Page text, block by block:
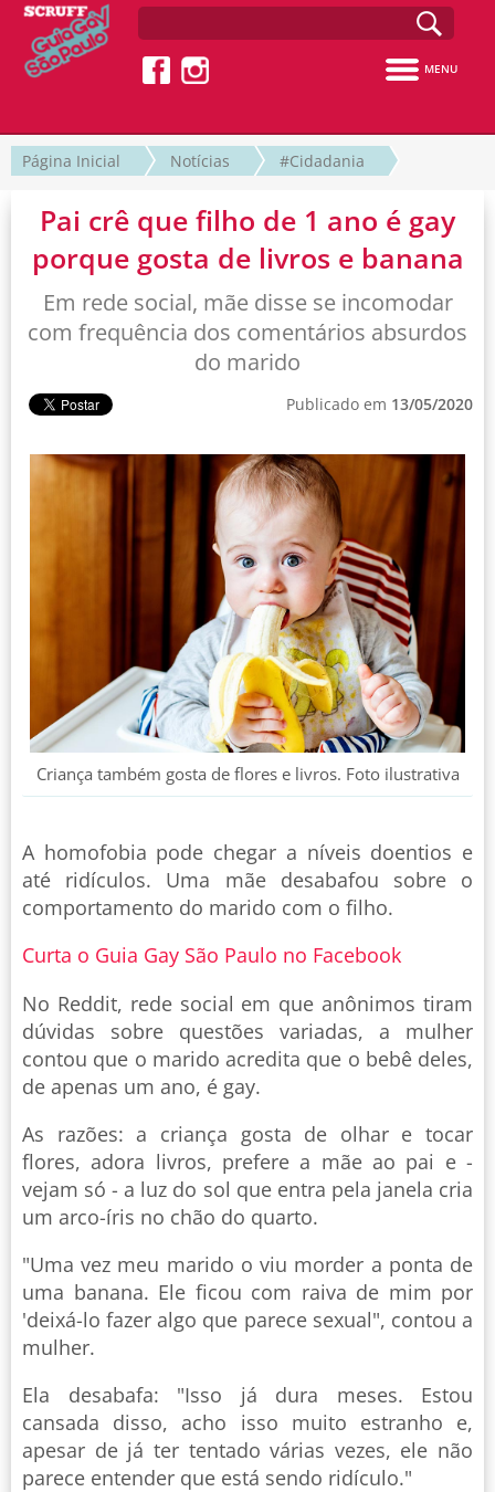
MENU
Página Inicial Notícias #Cidadania
Pai crê que filho de 1 ano é gay
porque gosta de livros e banana
Em rede social, mãe disse se incomodar
com frequência dos comentários absurdos
do marido
Publicado em 13/05/2020
Criança também gosta de flores e livros. Foto ilustrativa
A homofobia pode chegar a níveis doentios e
até ridículos. Uma mãe desabafou sobre o
comportamento do marido com o filho.
Curta o Guia Gay São Paulo no Facebook
No Reddit, rede social em que anônimos tiram
dúvidas sobre questões variadas, a mulher
contou que o marido acredita que o bebê deles,
de apenas um ano, é gay.
As razões: a criança gosta de olhar e tocar
flores, adora livros, prefere a mãe ao pai e -
vejam só - a luz do sol que entra pela janela cria
um arco-íris no chão do quarto.
"Uma vez meu marido o viu morder a ponta de
uma banana. Ele ficou com raiva de mim por
'deixá-lo fazer algo que parece sexual", contou a
mulher.
Ela desabafa: "Isso já dura meses. Estou
cansada disso, acho isso muito estranho e,
apesar de já ter tentado várias vezes, ele não
parece entender que está sendo ridículo."